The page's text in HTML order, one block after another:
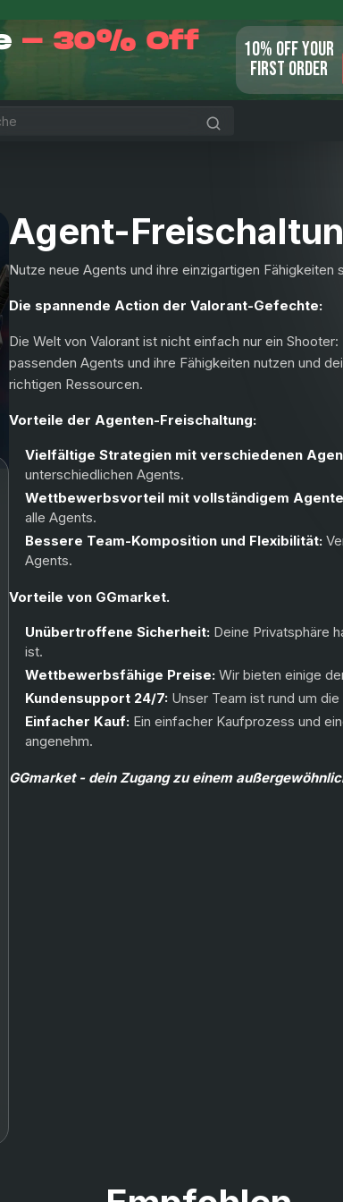
- 30% Off
10% OFF YOUR
FIRST ORDER
Agent-
Nutze neue Agents und ihre einzigartigen Fähigkeiten
Die spannende Action der Valorant-Gefechte:
Die Welt von Valorant ist nicht einfach nur ein
passenden Agents und ihre Fähigkeiten nutzen und
richtigen Ressourcen.
Vorteile der Agenten-Freischaltung:
Vielfältige Strategien mit verschiedenen
unterschiedlichen Agents.
Wettbewerbsvorteil mit vollständigem
alle Agents.
Bessere Team-Komposition und Flexibilität:
Agents.
Vorteile von GGmarket.
Unübertroffene Sicherheit: Deine Privatsphäre
ist.
Wettbewerbsfähige Preise: Wir bieten einige
Kundensupport 24/7: Unser Team ist rund um
Einfacher Kauf:Ein einfacher Kaufprozess und
angenehm.
GGmarket - dein Zugang zu einem